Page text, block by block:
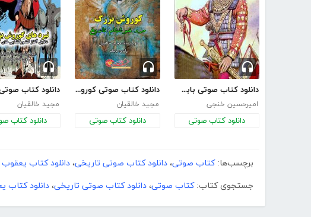
دانلود کتاب صوتی بابک خرمدین
امیرحسین خنجی
دانلود کتاب صوتی
دانلود کتاب صوتی کوروش بزرگ مرد خوشنام تاریخ
مجید خالقیان
دانلود کتاب صوتی
مجید خالقیان
دانلود کتاب
برچسب‌ها: کتاب صوتی، دانلود کتاب صوتی تاریخی، دانلود کتاب
جستجوی کتاب: کتاب صوتی، دانلود کتاب صوتی تاریخی، دانلود